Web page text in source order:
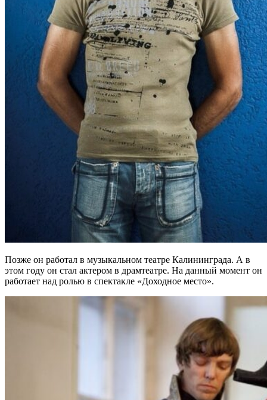
Позже он работал в музыкальном театре Калининграда. А в
этом году он стал актером в драмтеатре. На данный момент он
работает над ролью в спектакле «Доходное место».